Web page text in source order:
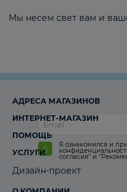
Мы несем свет вам и
Я ознакомился и
согласия“ и
АДРЕСА МАГАЗИНОВ
ИНТЕРНЕТ-МАГАЗИН
ПОМОЩЬ
УСЛУГИ
Дизайн-проект